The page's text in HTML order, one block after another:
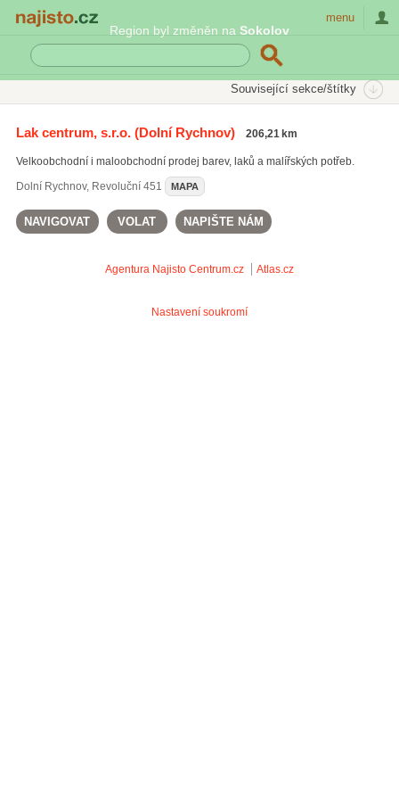
Region byl změněn na Sokolov
menu
Související sekce/štítky
malířské barvy(204)
univerzální barvy(110)
Všechny související štítky
Lak centrum, s.r.o.(Dolní Rychnov) 206,21 km
Velkoobchodní i maloobchodní prodej barev, laků a malířských potřeb.
Dolní Rychnov, Revoluční 451 MAPA
NAVIGOVAT VOLAT NAPIŠTE NÁM
Agentura Najisto Centrum.cz Atlas.cz
Nastavení soukromí